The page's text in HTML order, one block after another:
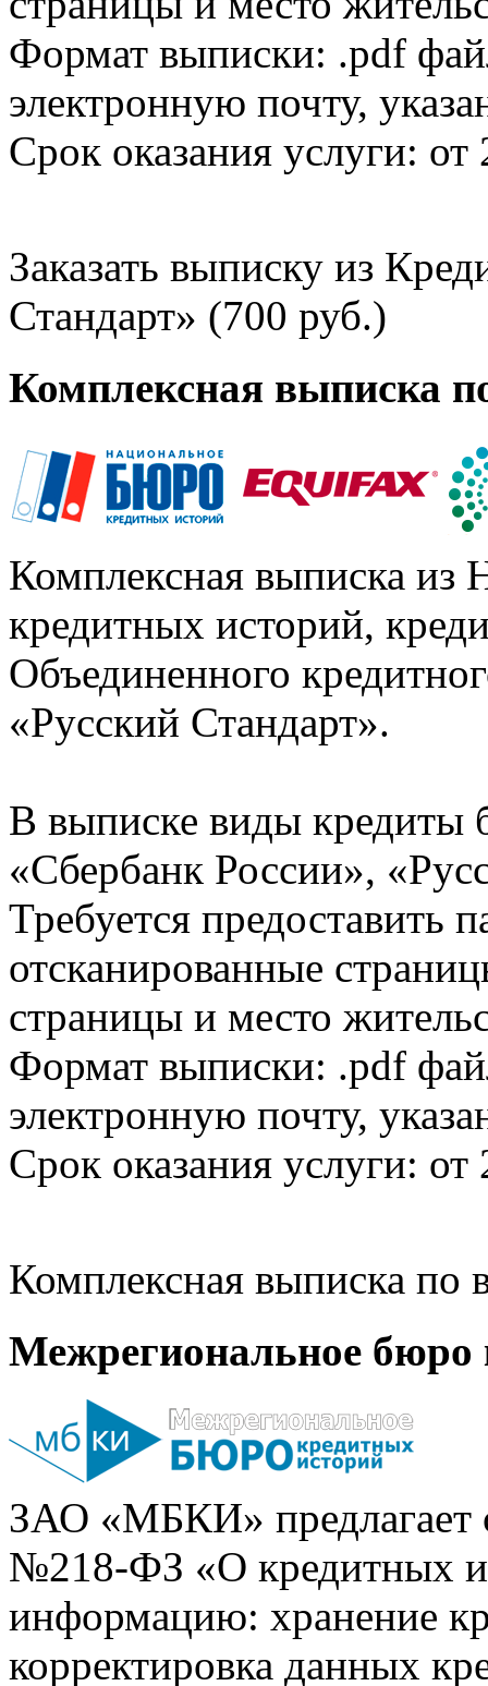
Формат выписки: .pdf
электронную почту,
Срок оказания услуги: от
Заказать выписку из
Стандарт» (700 руб.)
Комплексная выписка
Комплексная выписка из
кредитных историй,
Объединенного
«Русский Стандарт».
В выписке виды кредиты
«Сбербанк России»,
Требуется предоставить
отсканированные
страницы и место
Формат выписки: .pdf
электронную почту,
Срок оказания услуги: от
Комплексная выписка
Межрегиональное бюро
ЗАО «МБКИ» предлагает
№218-ФЗ «О кредитных
информацию: хранение
корректировка данных